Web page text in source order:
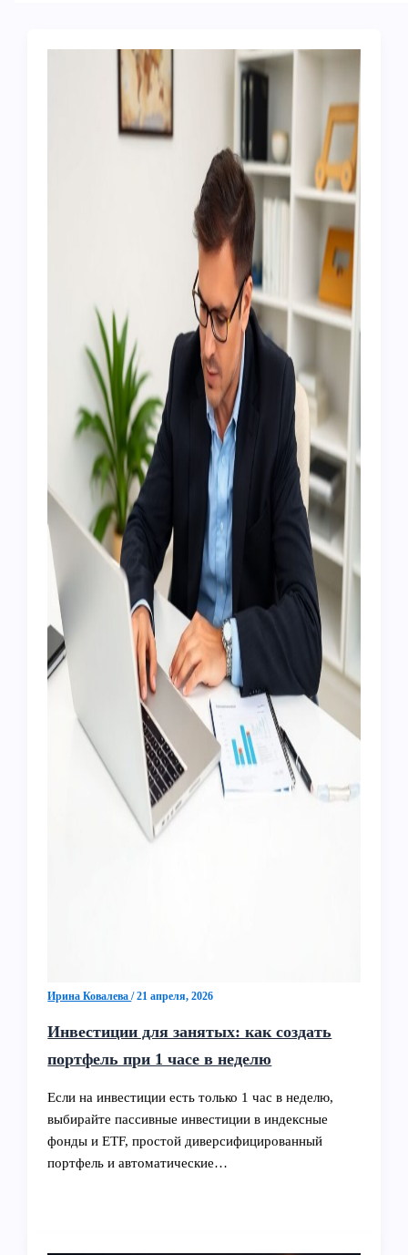
Ирина Ковалева/21 апреля, 2026
Инвестиции для занятых: как создать
портфель при 1 часе в неделю
Если на инвестиции есть только 1 час в неделю,
выбирайте пассивные инвестиции в индексные
фонды и ETF, простой диверсифицированный
портфель и автоматические…